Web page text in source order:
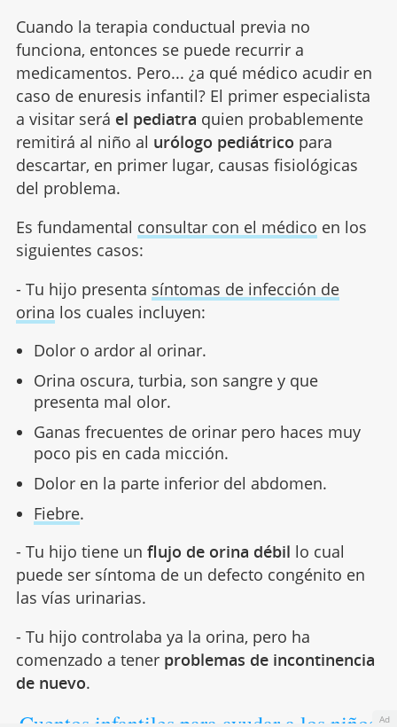
Cuando la terapia conductual previa no
funciona, entonces se puede recurrir a
medicamentos. Pero... ¿a qué médico acudir en
caso de enuresis infantil? El primer especialista
a visitar será el pediatra quien probablemente
remitirá al niño al urólogo pediátrico para
descartar, en primer lugar, causas fisiológicas
del problema.
Es fundamental consultar con el médico en los
siguientes casos:
- Tu hijo presenta síntomas de infección de
orina los cuales incluyen:
Dolor o ardor al orinar.
Orina oscura, turbia, son sangre y que
presenta mal olor.
Ganas frecuentes de orinar pero haces muy
poco pis en cada micción.
Dolor en la parte inferior del abdomen.
Fiebre.
- Tu hijo tiene un flujo de orina débil lo cual
puede ser síntoma de un defecto congénito en
las vías urinarias.
- Tu hijo controlaba ya la orina, pero ha
comenzado a tener problemas de incontinencia
de nuevo.
Ad